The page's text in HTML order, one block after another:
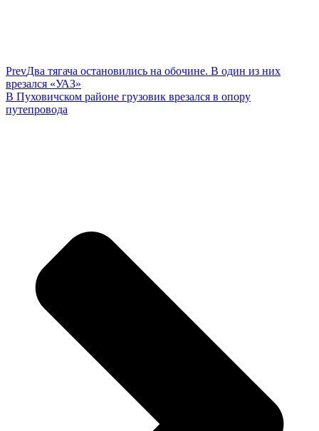
PrevДва тягача остановились на обочине. В один из них
врезался «УАЗ»
В Пуховичском районе грузовик врезался в опору
путепровода